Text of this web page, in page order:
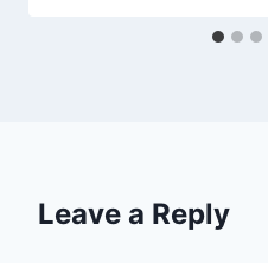
Leave a Reply